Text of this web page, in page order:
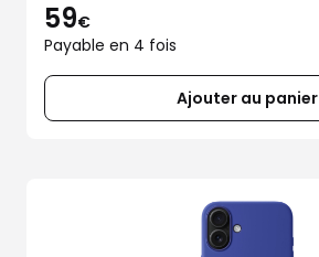
59€
Payable en 4 fois
Ajouter au panier